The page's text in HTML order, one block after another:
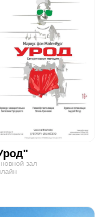
зал